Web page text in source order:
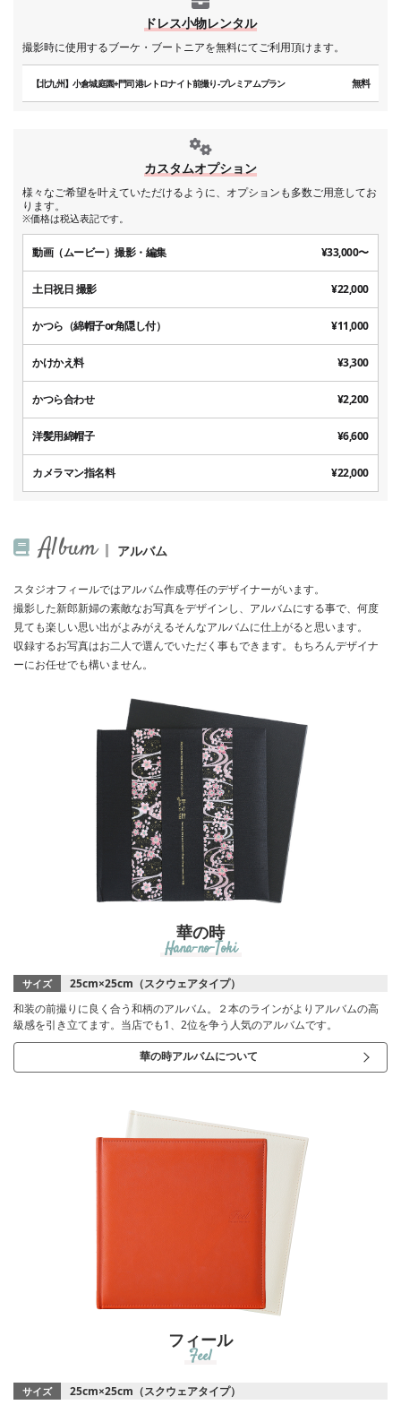
ドレス小物レンタル
撮影時に使用するブーケ・ブートニアを無料にてご利用頂けます。
【北九州】小倉城庭園+門司港レトロナイト前撮り-プレミアムプラン 無料
カスタムオプション
様々なご希望を叶えていただけるように、オプションも多数ご用意してお
ります。
※価格は税込表記です。
動画（ムービー）撮影・編集 ¥33,000〜
土日祝日 撮影 ¥22,000
かつら（綿帽子or角隠し付） ¥11,000
かけかえ料 ¥3,300
かつら合わせ ¥2,200
洋髪用綿帽子 ¥6,600
カメラマン指名料 ¥22,000
Album アルバム
スタジオフィールではアルバム作成専任のデザイナーがいます。
撮影した新郎新婦の素敵なお写真をデザインし、アルバムにする事で、何度
見ても楽しい思い出がよみがえるそんなアルバムに仕上がると思います。
収録するお写真はお二人で選んでいただく事もできます。もちろんデザイナ
ーにお任せでも構いません。
華の時
Hana-no-Toki
サイズ
25cm×25cm（スクウェアタイプ）
和装の前撮りに良く合う和柄のアルバム。２本のラインがよりアルバムの高
級感を引き立てます。当店でも1、2位を争う人気のアルバムです。
華の時アルバムについて
フィール
Feel
サイズ 25cm×25cm（スクウェアタイプ）